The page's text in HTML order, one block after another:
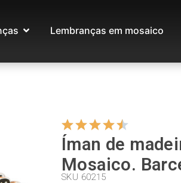
Lembranças em mosaico
Íman de
Mosaico.
SKU 60215